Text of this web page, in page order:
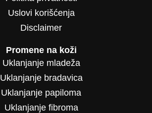
Uslovi korišćenja
Disclaimer
Promene na koži
Uklanjanje mladeža
Uklanjanje bradavica
Uklanjanje papiloma
Uklanjanje fibroma